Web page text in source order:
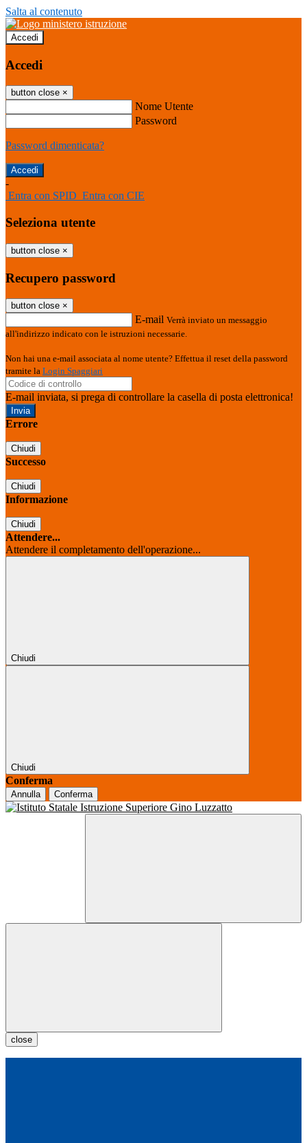
Salta al contenuto
Accedi
Accedi
button close ×
Nome Utente
Password
Password dimenticata?
-
Entra con SPID Entra con CIE
Seleziona utente
button close ×
Recupero password
button close ×
E-mail Verrà inviato un messaggio
all'indirizzo indicato con le istruzioni necessarie.
Non hai una e-mail associata al nome utente? Effettua il reset della password
tramite la Login Spaggiari
E-mail inviata, si prega di controllare la casella di posta elettronica!
Errore
Chiudi
Successo
Chiudi
Informazione
Chiudi
Attendere...
Attendere il completamento dell'operazione...
Chiudi
Chiudi
Conferma
Annulla Conferma
close